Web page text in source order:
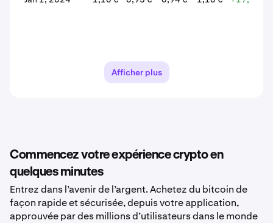
Afficher plus
Commencez votre expérience crypto en
quelques minutes
Entrez dans l’avenir de l’argent. Achetez du bitcoin de
façon rapide et sécurisée, depuis votre application,
approuvée par des millions d’utilisateurs dans le monde